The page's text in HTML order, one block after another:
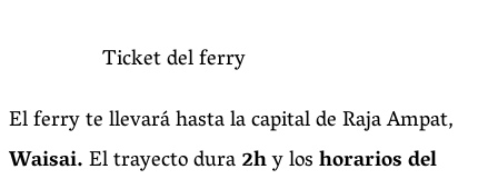
Ticket del ferry
El ferry te llevará hasta la capital de Raja Ampat,
Waisai.El trayecto dura2hy loshorarios del